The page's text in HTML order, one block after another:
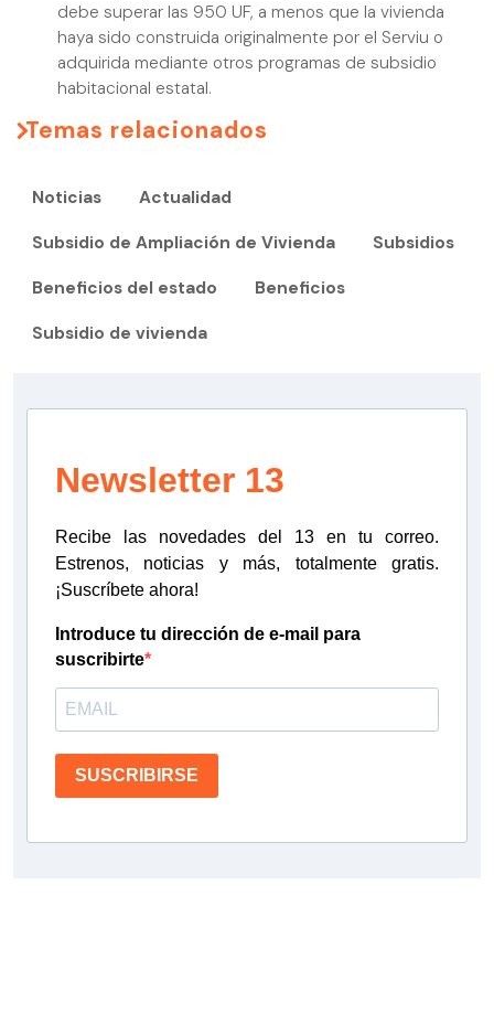
debe superar las 950 UF, a menos que la vivienda
haya sido construida originalmente por el Serviu o
adquirida mediante otros programas de subsidio
habitacional estatal.
Temas relacionados
Noticias Actualidad
Subsidio de Ampliación de Vivienda Subsidios
Beneficios del estado Beneficios
Subsidio de vivienda
Newsletter 13
Recibe las novedades del 13 en tu correo.
Estrenos, noticias y más, totalmente gratis.
¡Suscríbete ahora!
Introduce tu dirección de e-mail para
suscribirte
SUSCRIBIRSE